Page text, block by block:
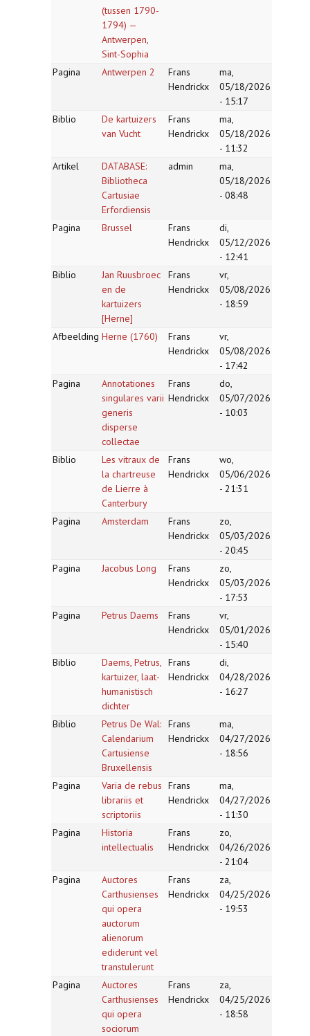
(tussen 1790-
1794) —
Antwerpen,
Sint-Sophia
Pagina Antwerpen 2
Frans
Hendrickx
ma,
05/18/2026
- 15:17
Biblio
De kartuizers
van Vucht
Frans
Hendrickx
ma,
05/18/2026
- 11:32
Artikel
DATABASE:
Bibliotheca
Cartusiae
Erfordiensis
admin
ma,
05/18/2026
- 08:48
Pagina Brussel
Frans
Hendrickx
di,
05/12/2026
- 12:41
Biblio
Jan Ruusbroec
en de
kartuizers
[Herne]
Frans
Hendrickx
vr,
05/08/2026
- 18:59
Afbeelding Herne (1760)
Frans
Hendrickx
vr,
05/08/2026
- 17:42
Pagina
Annotationes
singulares varii
generis
disperse
collectae
Frans
Hendrickx
do,
05/07/2026
- 10:03
Biblio
Les vitraux de
la chartreuse
de Lierre à
Canterbury
Frans
Hendrickx
wo,
05/06/2026
- 21:31
Pagina Amsterdam
Frans
Hendrickx
zo,
05/03/2026
- 20:45
Pagina
Jacobus Long
Frans
Hendrickx
zo,
05/03/2026
- 17:53
Pagina
Petrus Daems
Frans
Hendrickx
vr,
05/01/2026
- 15:40
Biblio
Daems, Petrus,
kartuizer, laat-
humanistisch
dichter
Frans
Hendrickx
di,
04/28/2026
- 16:27
Biblio
Petrus De Wal:
Calendarium
Cartusiense
Bruxellensis
Frans
Hendrickx
ma,
04/27/2026
- 18:56
Pagina
Varia de rebus
librariis et
scriptoriis
Frans
Hendrickx
ma,
04/27/2026
- 11:30
Pagina
Historia
intellectualis
Frans
Hendrickx
zo,
04/26/2026
- 21:04
Pagina
Auctores
Carthusienses
qui opera
auctorum
alienorum
ediderunt vel
transtulerunt
Frans
Hendrickx
za,
04/25/2026
- 19:53
Pagina
Auctores
Carthusienses
qui opera
sociorum
Frans
Hendrickx
za,
04/25/2026
- 18:58